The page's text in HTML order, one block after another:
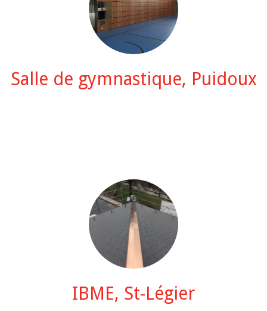
Salle de gymnastique, Puidoux
IBME, St-Légier